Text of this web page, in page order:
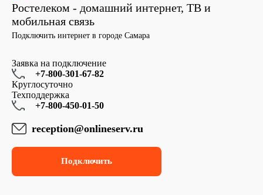
Ростелеком - домашний интернет, ТВ и
мобильная связь
Подключить интернет в городе Самара
Заявка на подключение
+7-800-301-67-82
Круглосуточно
Техподдержка
+7-800-450-01-50
reception@onlineserv.ru
Подключить